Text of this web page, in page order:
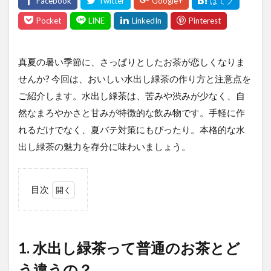
真夏の暑い季節に、さっぱりとしたお茶が恋しくなりま
せんか? 今回は、おいしい水出し緑茶の作り方と注意点を
ご紹介します。水出し緑茶は、苦みや渋みが少なく、自
然なまろやかさと甘みが特徴的な飲み物です。手軽に作
れるだけでなく、夏バテ対策にもぴったり。本格的な水
出し緑茶の魅力を存分に味わいましょう。
目次
し緑
茶っ
て普
1. 水出し緑茶って普通のお茶とど